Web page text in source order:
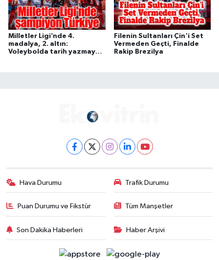
Milletler Ligi’nde 4.
madalya, 2. altın:
Voleybolda tarih yazmaya
Filenin Sultanları Çin'i Set
Vermeden Geçti, Finalde
Rakip Brezilya
Hava Durumu Trafik Durumu
Puan Durumu ve Fikstür Tüm Manşetler
Son Dakika Haberleri Haber Arşivi